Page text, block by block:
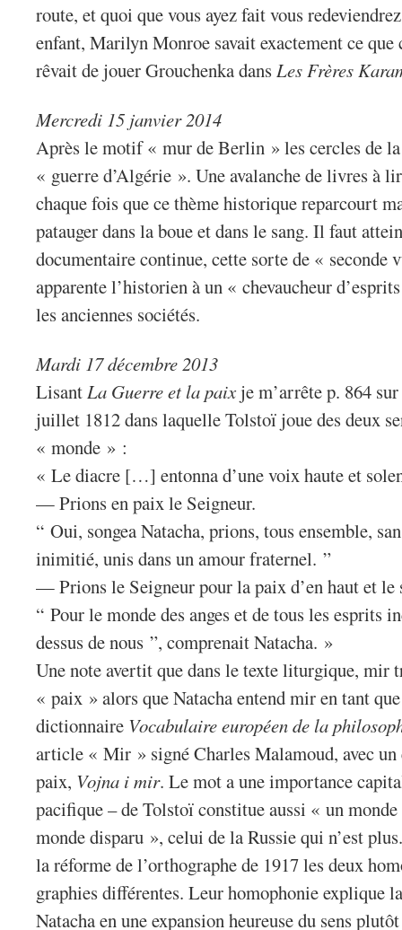
route, et quoi que vous ayez fait vous
enfant, Marilyn Monroe savait exactement ce
rêvait de jouer Grouchenka dansLes Frères
Mercredi 15 janvier 2014
Après le motif « mur de Berlin » les cercles de
« guerre d’Algérie ». Une avalanche de livres à
chaque fois que ce thème historique reparcourt
patauger dans la boue et dans le sang. Il faut
documentaire continue, cette sorte de «
apparente l’historien à un « chevaucheur
les anciennes sociétés.
Mardi 17 décembre 2013
LisantLa Guerre et la paixje m’arrête p. 864
juillet 1812 dans laquelle Tolstoï joue des deux
« monde » :
« Le diacre […] entonna d’une voix haute et
— Prions en paix le Seigneur.
“ Oui, songea Natacha, prions, tous ensemble,
inimitié, unis dans un amour fraternel. ”
— Prions le Seigneur pour la paix d’en haut et le
“ Pour le monde des anges et de tous les esprits
dessus de nous ”, comprenait Natacha. »
Une note avertit que dans le texte liturgique, mir
« paix » alors que Natacha entend mir en tant
dictionnaire Vocabulaire européen de la
article « Mir » signé Charles Malamoud, avec
paix, Vojna i mir. Le mot a une importance
pacifique – de Tolstoï constitue aussi « un
monde disparu », celui de la Russie qui n’est
la réforme de l’orthographe de 1917 les deux
graphies différentes. Leur homophonie explique
Natacha en une expansion heureuse du sens